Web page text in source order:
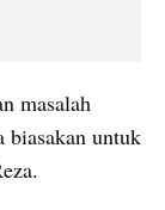
masalah
biasakan untuk